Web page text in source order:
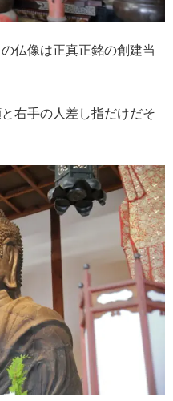
仏像は正真正銘の創建当
右手の人差し指だけだそ